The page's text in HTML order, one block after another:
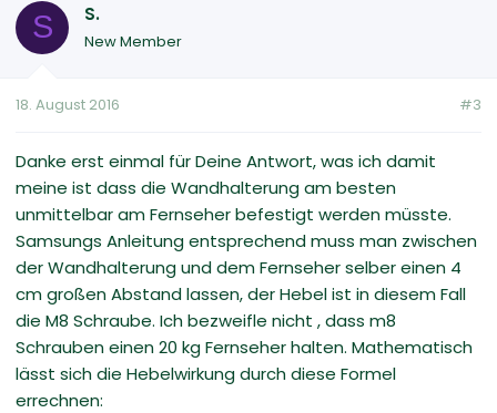
S S.
New Member
18. August 2016 #3
Danke erst einmal für Deine Antwort, was ich damit
meine ist dass die Wandhalterung am besten
unmittelbar am Fernseher befestigt werden müsste.
Samsungs Anleitung entsprechend muss man zwischen
der Wandhalterung und dem Fernseher selber einen 4
cm großen Abstand lassen, der Hebel ist in diesem Fall
die M8 Schraube. Ich bezweifle nicht , dass m8
Schrauben einen 20 kg Fernseher halten. Mathematisch
lässt sich die Hebelwirkung durch diese Formel
errechnen: